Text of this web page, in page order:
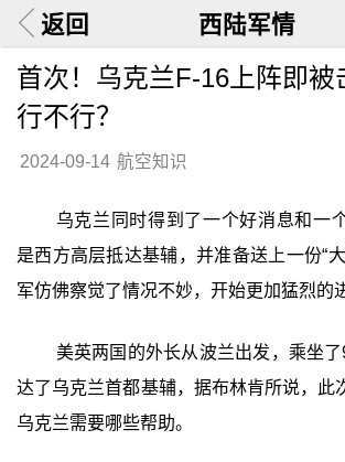
返回 西陆军情
首次！乌克兰F-16上阵即被
行不行？
2024-09-14 航空知识
乌克兰同时得到了一个好消息和一
是西方高层抵达基辅，并准备送上一份“
军仿佛察觉了情况不妙，开始更加猛烈的
美英两国的外长从波兰出发，乘坐
达了乌克兰首都基辅，据布林肯所说，此
乌克兰需要哪些帮助。